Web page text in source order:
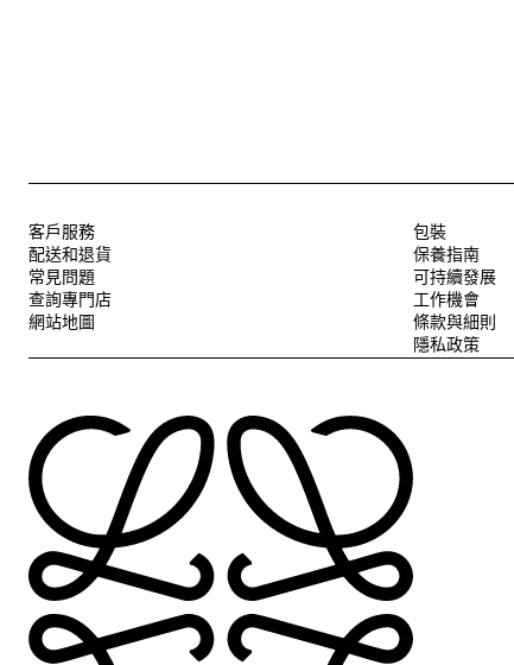
客戶服務
配送和退貨
常見問題
查詢專門店
網站地圖
包裝
保養指南
可持續發展
工作機會
條款與細則
隱私政策